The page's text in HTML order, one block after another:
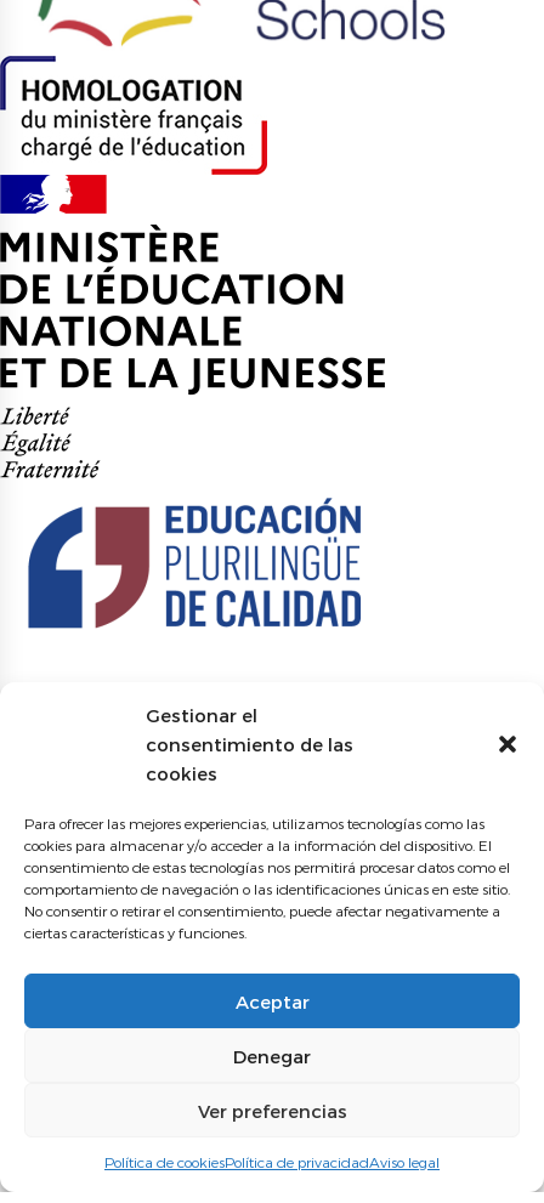
Gestionar el
consentimiento de las
cookies
Para ofrecer las mejores experiencias, utilizamos tecnologías como las
cookies para almacenar y/o acceder a la información del dispositivo. El
consentimiento de estas tecnologías nos permitirá procesar datos como el
comportamiento de navegación o las identificaciones únicas en este sitio.
No consentir o retirar el consentimiento, puede afectar negativamente a
ciertas características y funciones.
Aceptar
Denegar
Ver preferencias
Política de cookiesPolítica de privacidadAviso legal